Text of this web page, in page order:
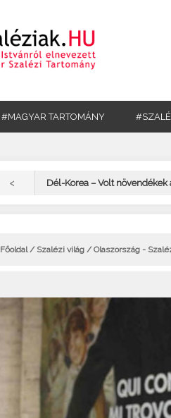
#MAGYAR TARTOMÁNY
< Dél-Korea – Volt
Főoldal/ Szalézi világ / Olaszország -